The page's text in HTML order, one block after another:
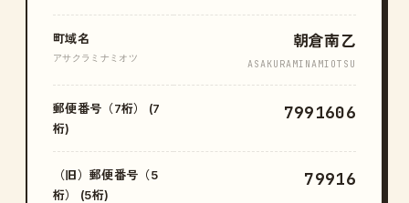
町域名
アサクラミナミオツ
朝倉南乙
ASAKURAMINAMIOTSU
郵便番号（7桁） (7
桁)
7991606
（旧）郵便番号（5
桁） (5桁)
79916